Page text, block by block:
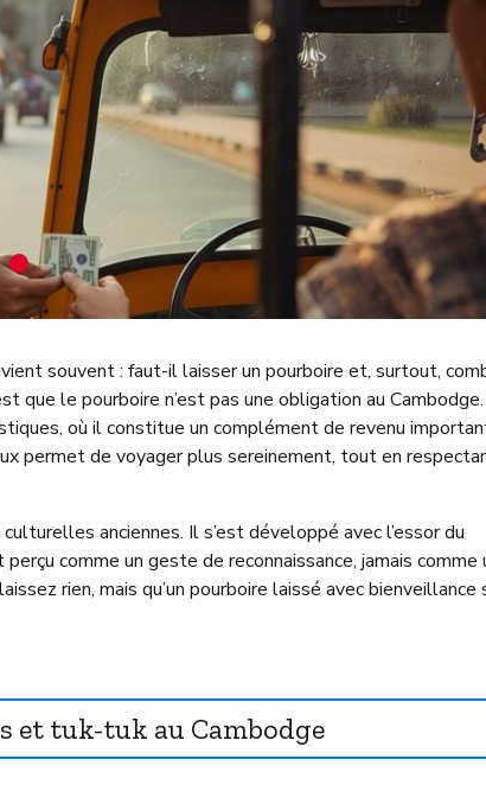
souvent : faut-il laisser un pourboire et, surtout,
que le pourboire n’est pas une obligation au
où il constitue un complément de revenu
permet de voyager plus sereinement, tout en
anciennes. Il s’est développé avec l’essor du
comme un geste de reconnaissance, jamais comme
rien, mais qu’un pourboire laissé avec bienveillance
et tuk-tuk au Cambodge